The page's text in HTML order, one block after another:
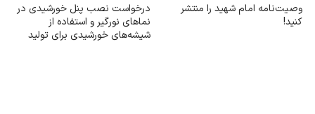
وصیت‌نامه امام شهید را منتشر
کنید!
درخواست نصب پنل خورشیدی در
نماهای نورگیر و استفاده از
شیشه‌های خورشیدی برای تولید